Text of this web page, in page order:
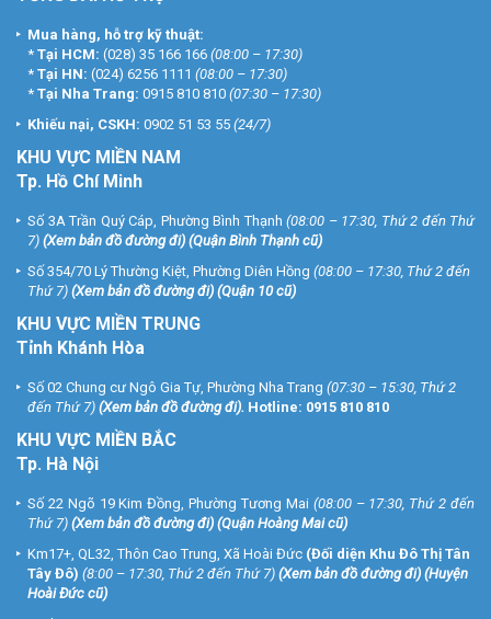
Mua hàng, hỗ trợ kỹ thuật:
* Tại HCM: (028) 35 166 166 (08:00 – 17:30)
* Tại HN: (024) 6256 1111 (08:00 – 17:30)
* Tại Nha Trang: 0915 810 810 (07:30 – 17:30)
Khiếu nại, CSKH: 0902 51 53 55 (24/7)
KHU VỰC MIỀN NAM
Tp. Hồ Chí Minh
Số 3A Trần Quý Cáp, Phường Bình Thạnh (08:00 – 17:30, Thứ 2 đến Thứ
7) (Xem bản đồ đường đi) (Quận Bình Thạnh cũ)
Số 354/70 Lý Thường Kiệt, Phường Diên Hồng (08:00 – 17:30, Thứ 2 đến
Thứ 7) (Xem bản đồ đường đi) (Quận 10 cũ)
KHU VỰC MIỀN TRUNG
Tỉnh Khánh Hòa
Số 02 Chung cư Ngô Gia Tự, Phường Nha Trang (07:30 – 15:30, Thứ 2
đến Thứ 7) (Xem bản đồ đường đi). Hotline: 0915 810 810
KHU VỰC MIỀN BẮC
Tp. Hà Nội
Số 22 Ngõ 19 Kim Đồng, Phường Tương Mai (08:00 – 17:30, Thứ 2 đến
Thứ 7) (Xem bản đồ đường đi) (Quận Hoàng Mai cũ)
Km17+, QL32, Thôn Cao Trung, Xã Hoài Đức (Đối diện Khu Đô Thị Tân
Tây Đô) (8:00 – 17:30, Thứ 2 đến Thứ 7) (Xem bản đồ đường đi) (Huyện
Hoài Đức cũ)